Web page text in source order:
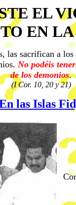
EL
EN
las sacrifican a
No podéis
de los demonios.
(I Cor. 10, 20 y 21)
las Islas